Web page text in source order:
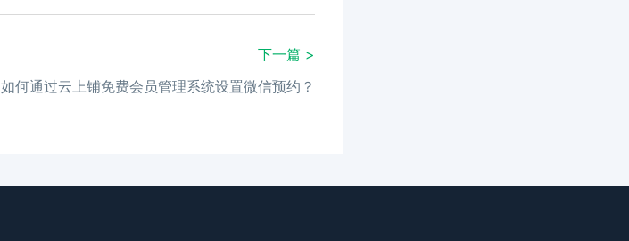
下一篇 >
如何通过云上铺免费会员管理系统设置微信预约？